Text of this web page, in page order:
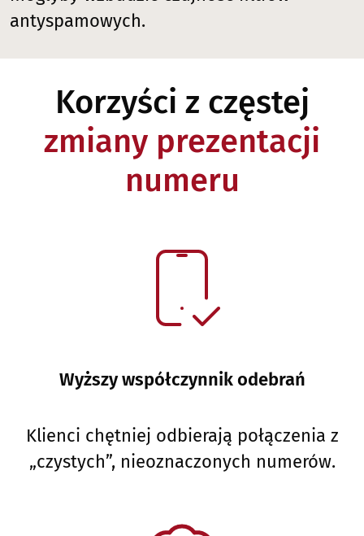
antyspamowych.
Korzyści z częstej
zmiany prezentacji
numeru
Wyższy współczynnik odebrań
Klienci chętniej odbierają połączenia z
„czystych”, nieoznaczonych numerów.